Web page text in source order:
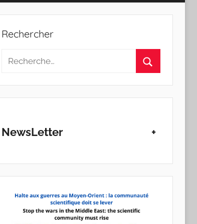
Rechercher
Recherche
:
NewsLetter +